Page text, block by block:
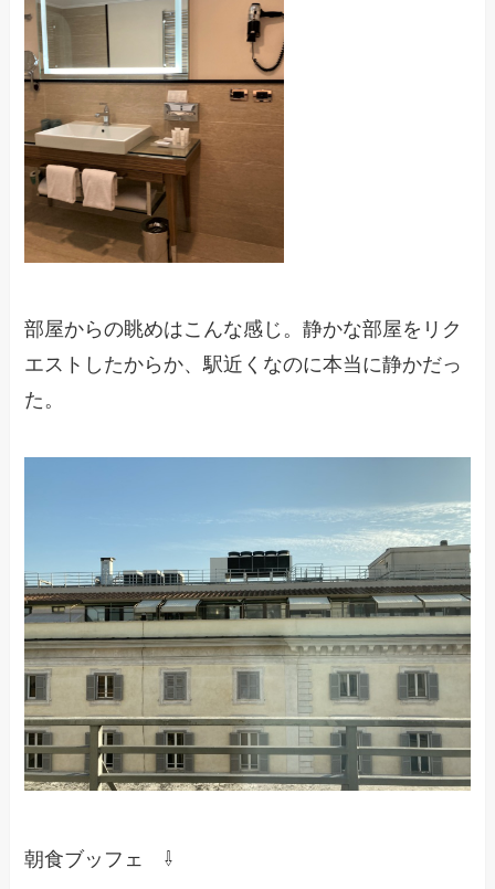
部屋からの眺めはこんな感じ。静かな部屋をリク
エストしたからか、駅近くなのに本当に静かだっ
た。
朝食ブッフェ ⇩